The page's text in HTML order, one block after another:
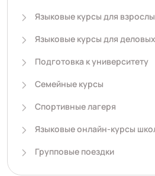
Языковые курсы для
Языковые курсы для
Подготовка к университету
Семейные курсы
Спортивные лагеря
Языковые онлайн-курсы
Групповые поездки